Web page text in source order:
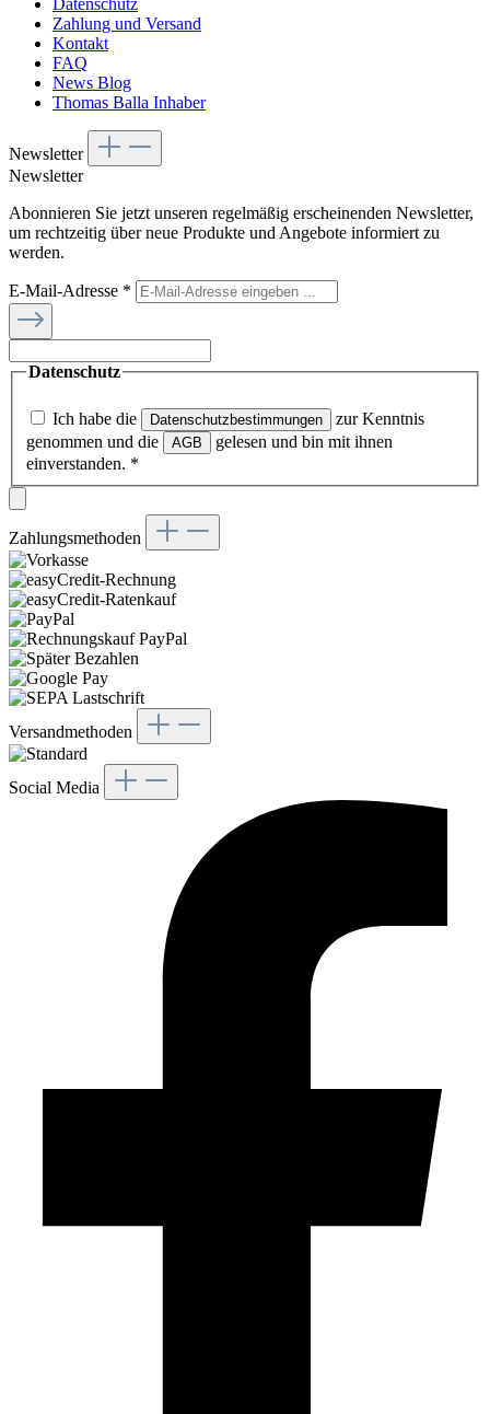
Zahlung und Versand
Kontakt
FAQ
News Blog
Thomas Balla Inhaber
Newsletter
Newsletter
Abonnieren Sie jetzt unseren regelmäßig erscheinenden Newsletter,
um rechtzeitig über neue Produkte und Angebote informiert zu
werden.
E-Mail-Adresse *
Datenschutz
Ich habe die Datenschutzbestimmungen
zur Kenntnis
genommen und die
AGB
gelesen und bin mit ihnen
einverstanden. *
Zahlungsmethoden
Versandmethoden
Social Media